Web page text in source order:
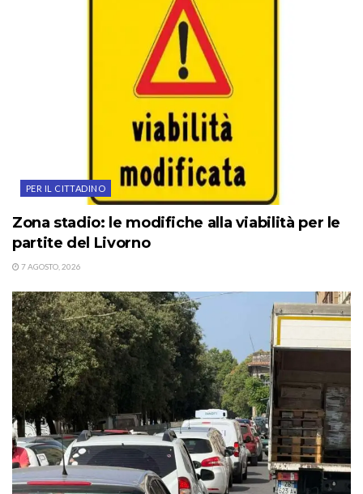
PER IL CITTADINO
Zona stadio: le modifiche alla viabilità per le
partite del Livorno
7 AGOSTO, 2026